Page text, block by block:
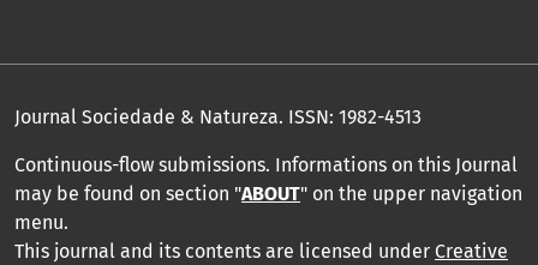
Journal Sociedade & Natureza. ISSN: 1982-4513
Continuous-flow submissions. Informations on this Journal
may be found on section "ABOUT" on the upper navigation
menu.
This journal and its contents are licensed under Creative